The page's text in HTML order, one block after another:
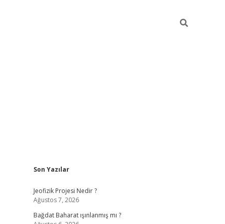
Sidebar
Son Yazılar
Jeofizik Projesi Nedir ?
Ağustos 7, 2026
Bağdat Baharat ışınlanmış mı ?